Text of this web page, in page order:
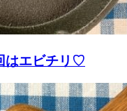
はエビチリ♡